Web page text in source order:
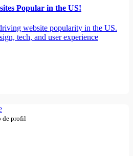
Popular in the US!
website popularity in the US.
tech, and user experience
de profil